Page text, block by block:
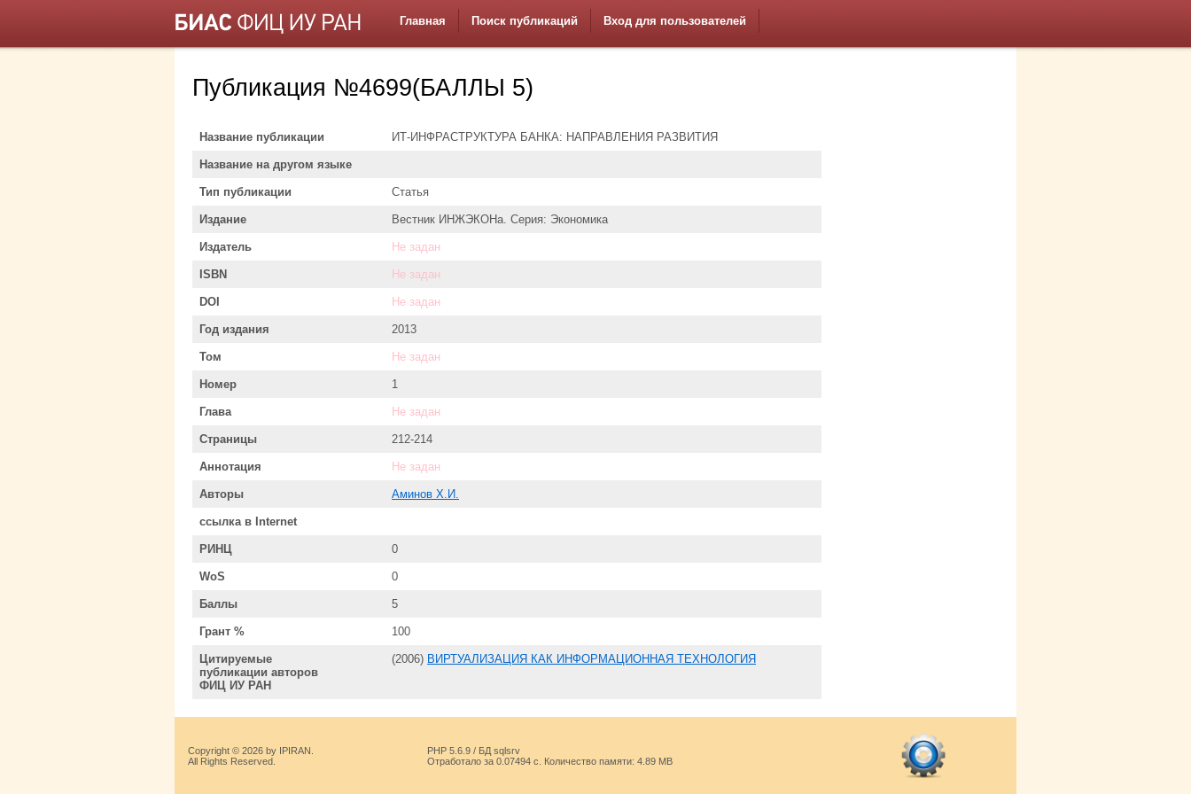
Главная Поиск публикаций Вход для пользователей
Публикация №4699(БАЛЛЫ 5)
Название публикации ИТ-ИНФРАСТРУКТУРА БАНКА: НАПРАВЛЕНИЯ РАЗВИТИЯ
Название на другом языке
Тип публикации Статья
Издание Вестник ИНЖЭКОНа. Серия: Экономика
Издатель Не задан
ISBN Не задан
DOI Не задан
Год издания 2013
Том Не задан
Номер 1
Глава Не задан
Страницы 212-214
Аннотация Не задан
Авторы Аминов Х.И.
ссылка в Internet
РИНЦ 0
WoS 0
Баллы 5
Грант % 100
Цитируемые
публикации авторов
ФИЦ ИУ РАН
(2006) ВИРТУАЛИЗАЦИЯ КАК ИНФОРМАЦИОННАЯ ТЕХНОЛОГИЯ
Copyright © 2026 by IPIRAN.
All Rights Reserved.
PHP 5.6.9 / БД sqlsrv
Отработало за 0.07494 с. Количество памяти: 4.89 MB